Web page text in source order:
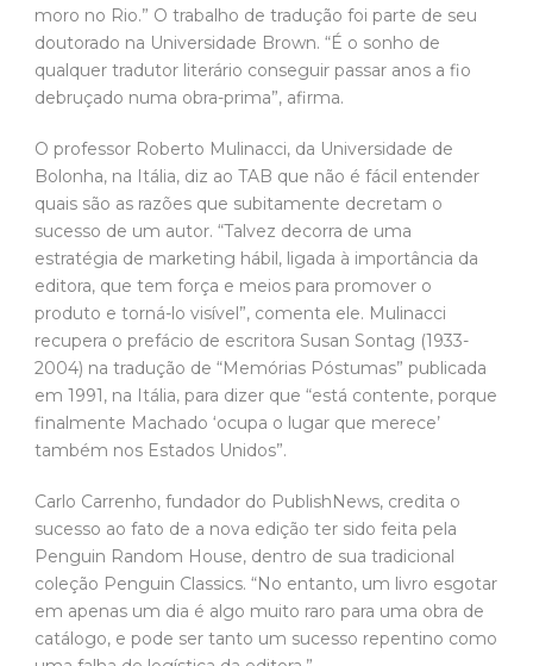
moro no Rio.” O trabalho de tradução foi parte de seu
doutorado na Universidade Brown. “É o sonho de
qualquer tradutor literário conseguir passar anos a fio
debruçado numa obra-prima”, afirma.
O professor Roberto Mulinacci, da Universidade de
Bolonha, na Itália, diz ao TAB que não é fácil entender
quais são as razões que subitamente decretam o
sucesso de um autor. “Talvez decorra de uma
estratégia de marketing hábil, ligada à importância da
editora, que tem força e meios para promover o
produto e torná-lo visível”, comenta ele. Mulinacci
recupera o prefácio de escritora Susan Sontag (1933-
2004) na tradução de “Memórias Póstumas” publicada
em 1991, na Itália, para dizer que “está contente, porque
finalmente Machado ‘ocupa o lugar que merece’
também nos Estados Unidos”.
Carlo Carrenho, fundador do PublishNews, credita o
sucesso ao fato de a nova edição ter sido feita pela
Penguin Random House, dentro de sua tradicional
coleção Penguin Classics. “No entanto, um livro esgotar
em apenas um dia é algo muito raro para uma obra de
catálogo, e pode ser tanto um sucesso repentino como